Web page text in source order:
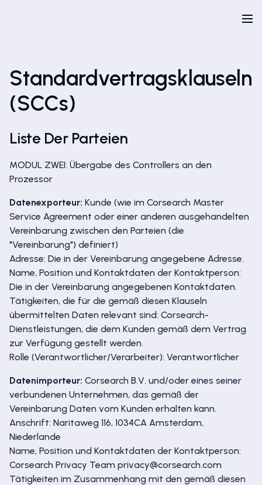
Standardvertragsklauseln
(SCCs)
Liste Der Parteien
MODUL ZWEI: Übergabe des Controllers an den
Prozessor
Datenexporteur: Kunde (wie im Corsearch Master
Service Agreement oder einer anderen ausgehandelten
Vereinbarung zwischen den Parteien (die
"Vereinbarung") definiert)
Adresse: Die in der Vereinbarung angegebene Adresse.
Name, Position und Kontaktdaten der Kontaktperson:
Die in der Vereinbarung angegebenen Kontaktdaten.
Tätigkeiten, die für die gemäß diesen Klauseln
übermittelten Daten relevant sind: Corsearch-
Dienstleistungen, die dem Kunden gemäß dem Vertrag
zur Verfügung gestellt werden.
Rolle (Verantwortlicher/Verarbeiter): Verantwortlicher
Datenimporteur: Corsearch B.V. und/oder eines seiner
verbundenen Unternehmen, das gemäß der
Vereinbarung Daten vom Kunden erhalten kann.
Anschrift: Naritaweg 116, 1034CA Amsterdam,
Niederlande
Name, Position und Kontaktdaten der Kontaktperson:
Corsearch Privacy Team privacy@corsearch.com
Tätigkeiten im Zusammenhang mit den gemäß diesen